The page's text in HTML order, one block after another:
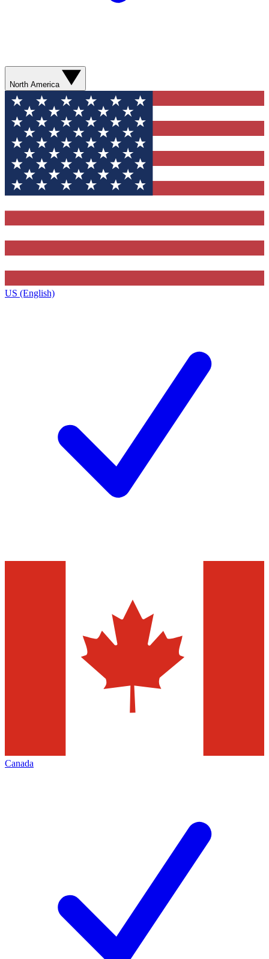
North America
US (English)
Canada